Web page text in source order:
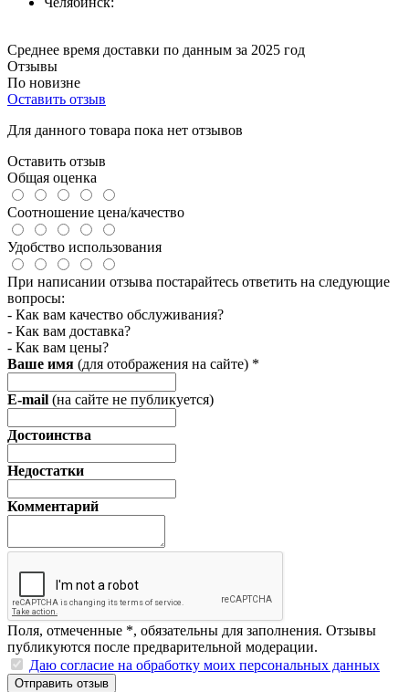
Среднее время доставки по данным за 2025 год
Отзывы
По новизне
Оставить отзыв
Для данного товара пока нет отзывов
Оставить отзыв
Общая оценка
Соотношение цена/качество
Удобство использования
При написании отзыва постарайтесь ответить на следующие
вопросы:
- Как вам качество обслуживания?
- Как вам доставка?
- Как вам цены?
Ваше имя (для отображения на сайте) *
E-mail (на сайте не публикуется)
Достоинства
Недостатки
Комментарий
Поля, отмеченные *, обязательны для заполнения. Отзывы
публикуются после предварительной модерации.
Даю согласие на обработку моих персональных данных
Отправить отзыв